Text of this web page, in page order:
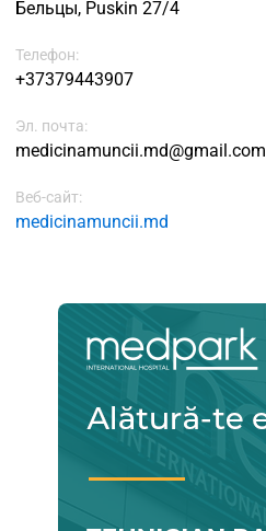
Бельцы, Puskin 27/4
Телефон:
+37379443907
Эл. почта:
medicinamuncii.md@gmail.com
Веб-сайт:
medicinamuncii.md